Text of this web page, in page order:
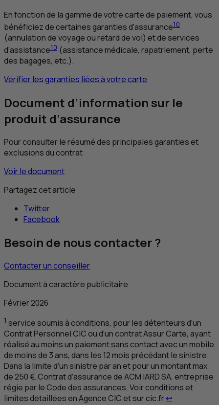
En fonction de la gamme de votre carte de paiement, vous
bénéficiez de certaines garanties d’assurance10
(annulation de voyage ou retard de vol) et de services
d’assistance10 (assistance médicale, rapatriement, perte
des bagages, etc.).
Vérifier les garanties liées à votre carte
Document d’information sur le
produit d’assurance
Pour consulter le résumé des principales garanties et
exclusions du contrat
Voir le document
Partagez cet article
Twitter
Facebook
Besoin de nous contacter ?
Contacter un conseiller
Document à caractère publicitaire
Février 2026
1 service soumis à conditions, pour les détenteurs d’un
Contrat PersonnelCICou d’un contrat Assur Carte, ayant
réalisé au moins un paiement sans contact avec un mobile
de moins de 3 ans, dans les 12 mois précédant le sinistre.
Dans la limite d’un sinistre par an et pour un montant max
de 250 €. Contrat d’assurance deACM IARDSA, entreprise
régie par le Code des assurances. Voir conditions et
limites détaillées en AgenceCICet sur cic.fr↩Retour au